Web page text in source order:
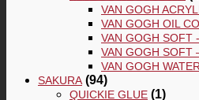
VAN GOGH
VAN GOGH OIL
VAN GOGH SOFT
VAN GOGH SOFT
VAN GOGH
SAKURA (94)
QUICKIE GLUE (1)